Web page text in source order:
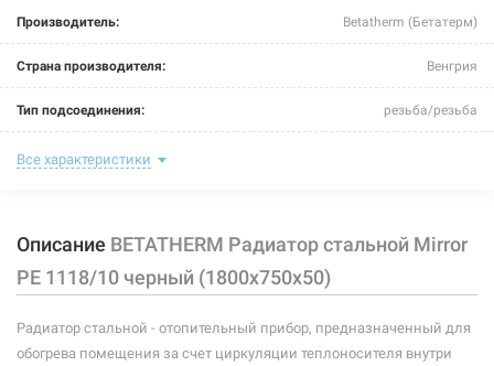
Производитель: Betatherm (Бетатерм)
Страна производителя: Венгрия
Тип подсоединения: резьба/резьба
Дополнительно:
Максимальная температура теплоносителя: 110°C
Теплоотдача:
Номинальное давление: 10 бар
Все характеристики
Описание BETATHERM Радиатор стальной Mirror
PE 1118/10 черный (1800х750х50)
Радиатор стальной - отопительный прибор, предназначенный для
обогрева помещения за счет циркуляции теплоносителя внутри